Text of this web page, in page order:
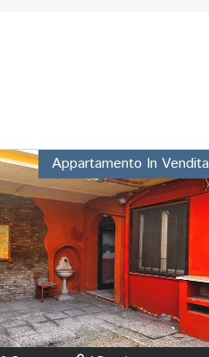
Appartamento In Vendita